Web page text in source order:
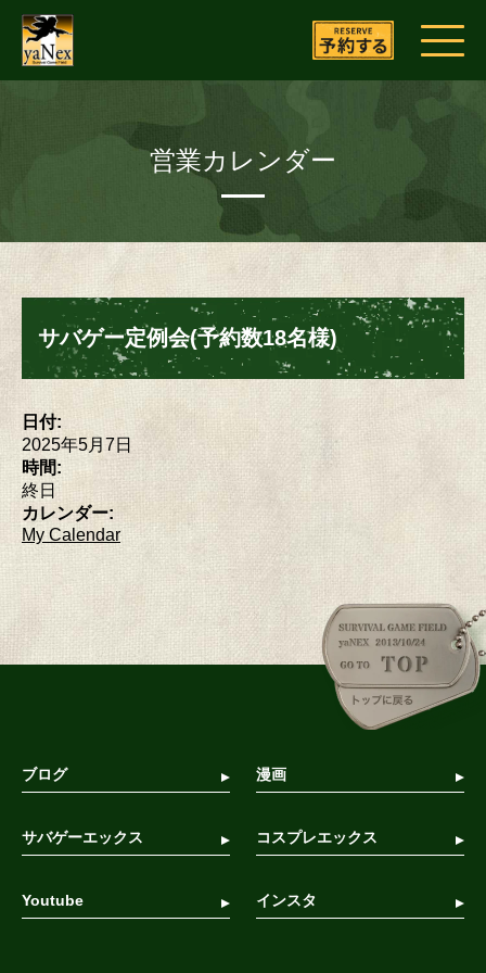
営業カレンダー
サバゲー定例会(予約数18名様)
日付:
2025年5月7日
時間:
終日
カレンダー:
My Calendar
ブログ 漫画
サバゲーエックス コスプレエックス
Youtube インスタ